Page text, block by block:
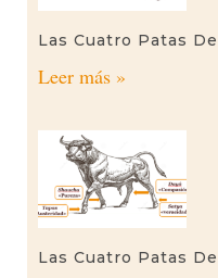
Las Cuatro Patas
Leer más »
Las Cuatro Patas